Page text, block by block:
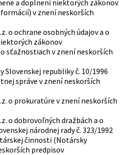
a doplnení niektorých zákonov
v znení neskorších
o ochrane osobných údajov a o
zákonov
o sťažnostiach v znení neskorších
Slovenskej republiky č. 10/1996
správe v znení neskorších
o prokuratúre v znení neskorších
o dobrovoľných dražbách a o
národnej rady č. 323/1992
činnosti (Notársky
predpisov